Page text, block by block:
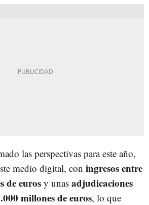
las perspectivas para este año,
medio digital, con ingresos entre
de euros y unas adjudicaciones
millones de euros, lo que